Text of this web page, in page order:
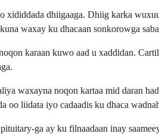
xididdada dhiigaaga. Dhiig karka
waxay ku dhacaan sonkorowga
karaan kuwo aad u xaddidan.
waxayna noqon kartaa mid daran
oo liidata iyo cadaadis ku dhaca
ga ay ku filnaadaan inay